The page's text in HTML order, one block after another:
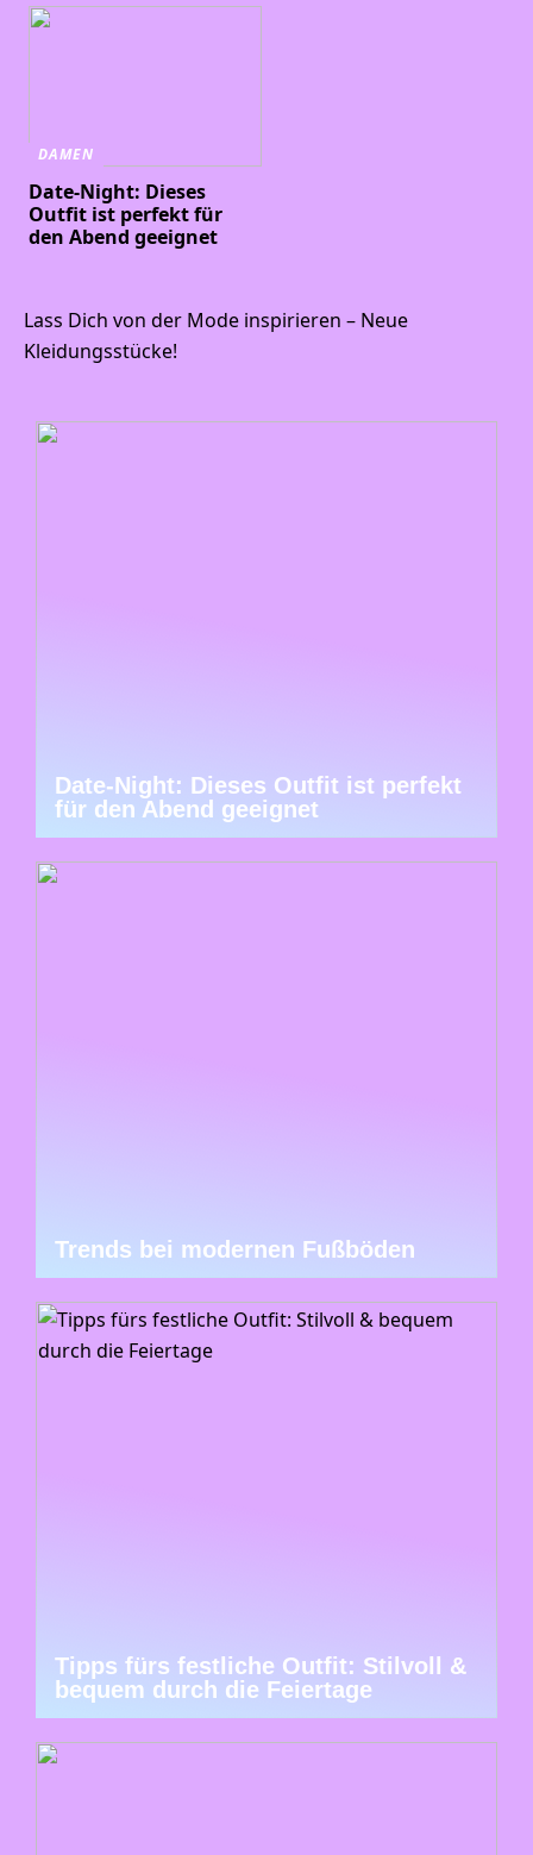
DAMEN
Date-Night: Dieses
Outfit ist perfekt für
den Abend geeignet
Lass Dich von der Mode inspirieren – Neue
Kleidungsstücke!
Date-Night: Dieses Outfit ist perfekt
für den Abend geeignet
Trends bei modernen Fußböden
Tipps fürs festliche Outfit: Stilvoll &
bequem durch die Feiertage